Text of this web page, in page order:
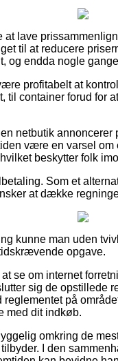
at lave
til at reducere
og endda nogle
profitabelt at
til container forud for
netbutik
være en varsel om
beskytter folk
Som et
at dække
kunne man uden
opgave.
se om internet
sig de opstillede
på
med dit indkøb.
omkring de
I den